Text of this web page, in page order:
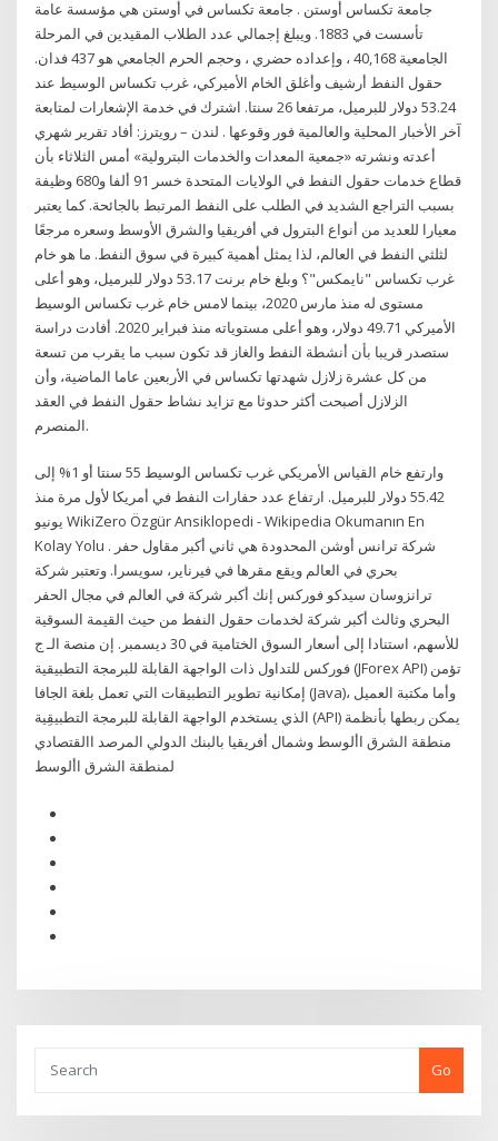
جامعة تكساس أوستن . جامعة تكساس في أوستن هي مؤسسة عامة
تأسست في 1883. ويبلغ إجمالي عدد الطلاب المقيدين في المرحلة
الجامعية 40,168 ، وإعداده حضري ، وحجم الحرم الجامعي هو 437 فدان.
حقول النفط أرشيف وأغلق الخام الأميركي، غرب تكساس الوسيط عند
53.24 دولار للبرميل، مرتفعا 26 سنتا. اشترك في خدمة الإشعارات لمتابعة
آخر الأخبار المحلية والعالمية فور وقوعها . لندن – رويترز: أفاد تقرير شهري
أعدته ونشرته «جمعية المعدات والخدمات البترولية» أمس الثلاثاء بأن
قطاع خدمات حقول النفط في الولايات المتحدة خسر 91 ألفا و680 وظيفة
بسبب التراجع الشديد في الطلب على النفط المرتبط بالجائحة. كما يعتبر
معيارا للعديد من أنواع البترول في أفريقيا والشرق الأوسط وسعره مرجعًا
لثلثي النفط في العالم، لذا يمثل أهمية كبيرة في سوق النفط. ما هو خام
غرب تكساس "نايمكس"؟ وبلغ خام برنت 53.17 دولار للبرميل، وهو أعلى
مستوى له منذ مارس 2020، بينما لامس خام غرب تكساس الوسيط
الأميركي 49.71 دولار، وهو أعلى مستوياته منذ فبراير 2020. أفادت دراسة
ستصدر قريبا بأن أنشطة النفط والغاز قد تكون سبب ما يقرب من تسعة
من كل عشرة زلازل شهدتها تكساس في الأربعين عاما الماضية، وأن
الزلازل أصبحت أكثر حدوثا مع تزايد نشاط حقول النفط في العقد
المنصرم.
وارتفع خام القياس الأمريكي غرب تكساس الوسيط 55 سنتا أو 1% إلى
55.42 دولار للبرميل. ارتفاع عدد حفارات النفط في أمريكا لأول مرة منذ
يونيو WikiZero Özgür Ansiklopedi - Wikipedia Okumanın En
Kolay Yolu . شركة ترانس أوشن المحدودة هي ثاني أكبر مقاول حفر
بحري في العالم ويقع مقرها في فيرناير، سويسرا. وتعتبر شركة
ترانزوسان سيدكو فوركس إنك أكبر شركة في العالم في مجال الحفر
البحري وثالث أكبر شركة لخدمات حقول النفط من حيث القيمة السوقية
للأسهم، استنادا إلى أسعار السوق الختامية في 30 ديسمبر. إن منصة الـ ج
فوركس للتداول ذات الواجهة القابلة للبرمجة التطبيقية (JForex API) تؤمن
إمكانية تطوير التطبيقات التي تعمل بلغة الجافا (Java)، وأما مكتبة العميل
الذي يستخدم الواجهة القابلة للبرمجة التطبيقِية (API) يمكن ربطها بأنظمة
‫منطقة الشرق األوسط وشمال أفريقيا بالبنك الدولي‬ ‫المرصد االقتصادي
لمنطقة الشرق األوسط
Go